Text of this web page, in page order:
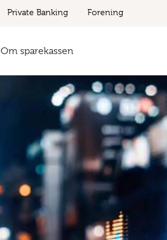
Private Banking Forening
Om sparekassen